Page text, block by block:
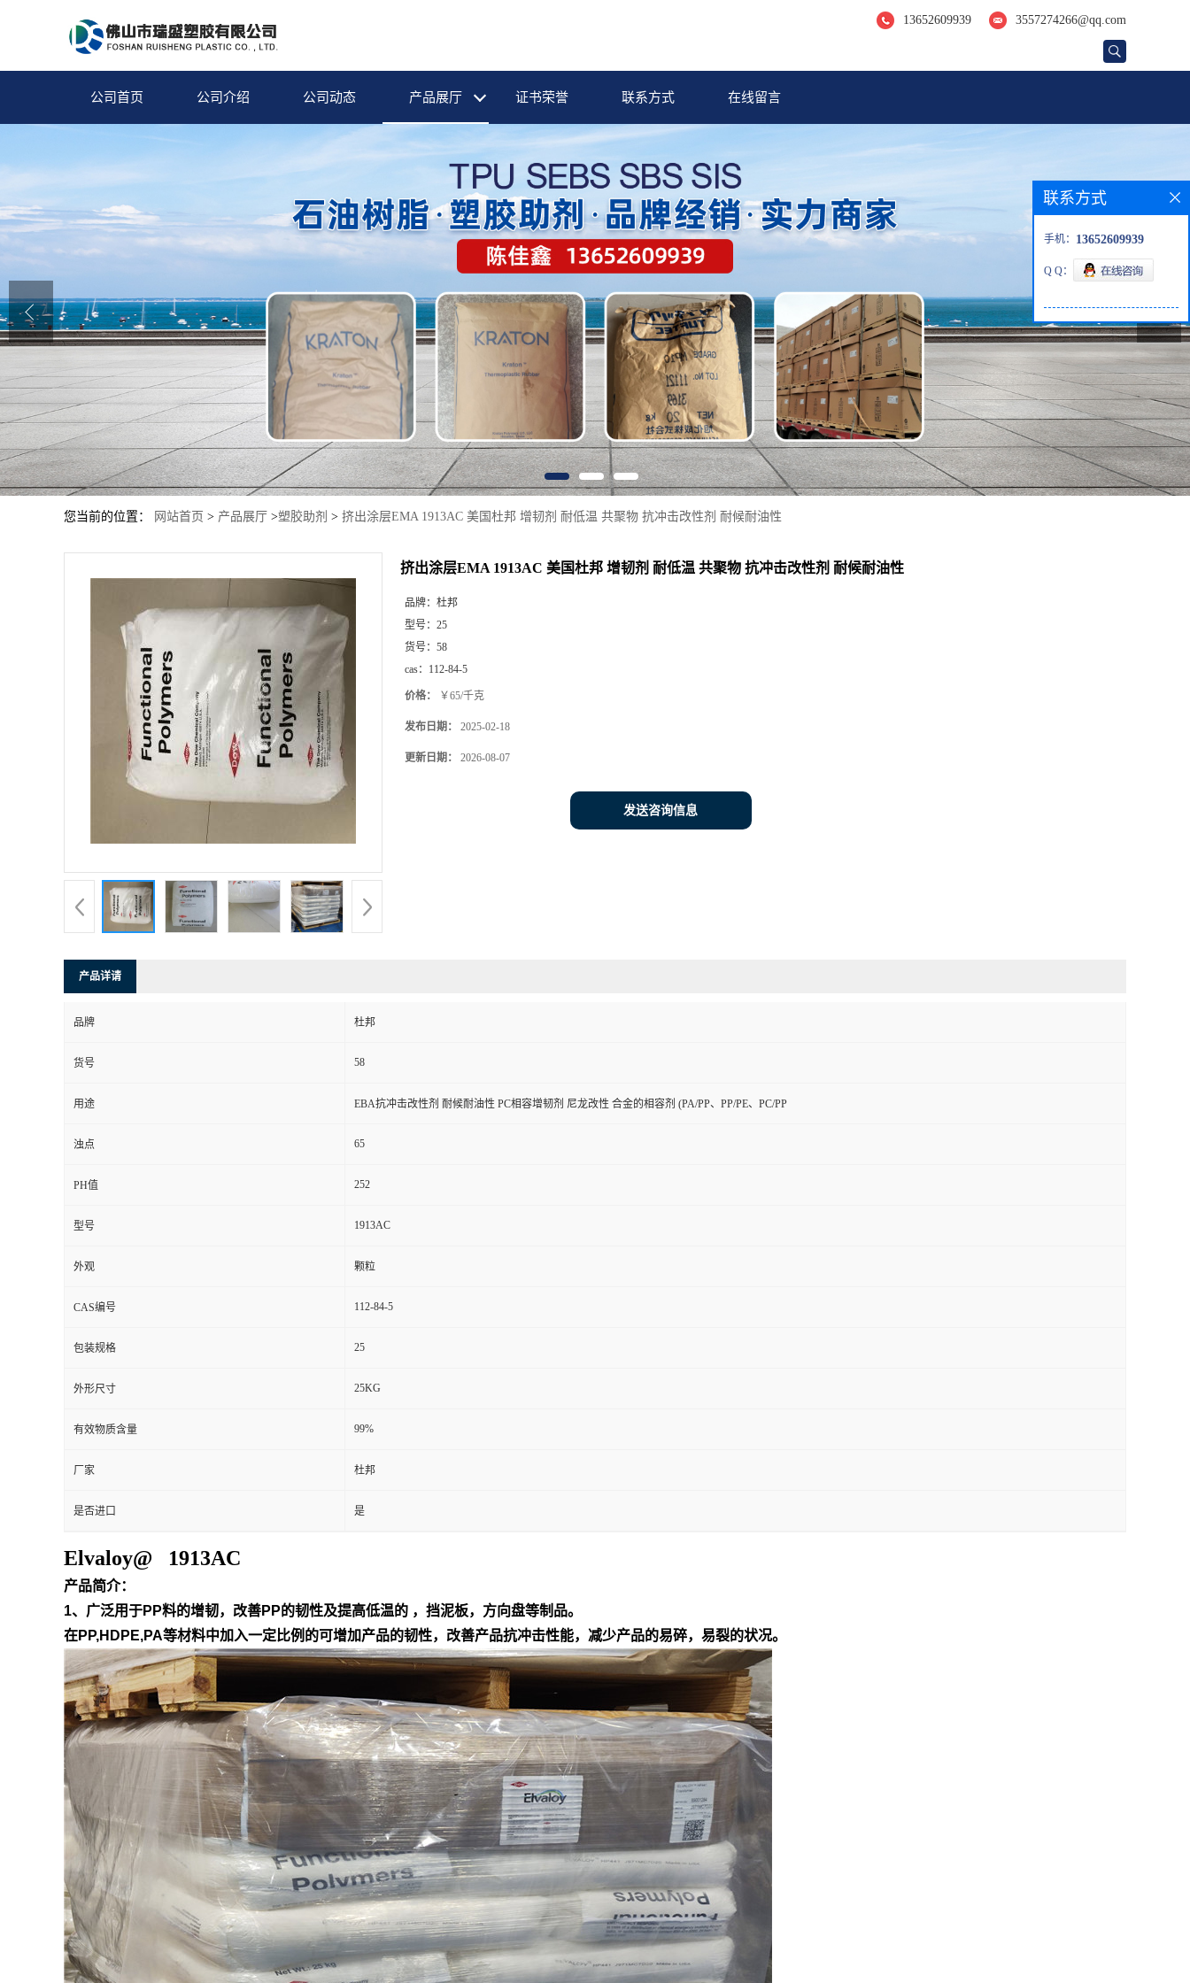
13652609939 3557274266@qq.com
公司首页 公司介绍 公司动态 产品展厅 证书荣誉 联系方式 在线留言
您当前的位置： 网站首页 > 产品展厅 >塑胶助剂 > 挤出涂层EMA 1913AC 美国杜邦 增韧剂 耐低温 共聚物 抗冲击改性剂 耐候耐油性
挤出涂层EMA 1913AC 美国杜邦 增韧剂 耐低温 共聚物 抗冲击改性剂 耐候耐油性
品牌： 杜邦
型号： 25
货号： 58
cas： 112-84-5
价格： ￥65/千克
发布日期： 2025-02-18
更新日期： 2026-08-07
发送咨询信息
产品详请
品牌 杜邦
货号 58
用途 EBA抗冲击改性剂 耐候耐油性 PC相容增韧剂 尼龙改性 合金的相容剂 (PA/PP、PP/PE、PC/PP
浊点 65
PH值 252
型号 1913AC
外观 颗粒
CAS编号 112-84-5
包装规格 25
外形尺寸 25KG
有效物质含量 99%
厂家 杜邦
是否进口 是
Elvaloy@ 1913AC
产品简介：
1、广泛用于PP料的增韧，改善PP的韧性及提高低温的 ，挡泥板，方向盘等制品。
在PP,HDPE,PA等材料中加入一定比例的可增加产品的韧性，改善产品抗冲击性能，减少产品的易碎，易裂的状况。
联系方式
手机： 13652609939
Q Q：